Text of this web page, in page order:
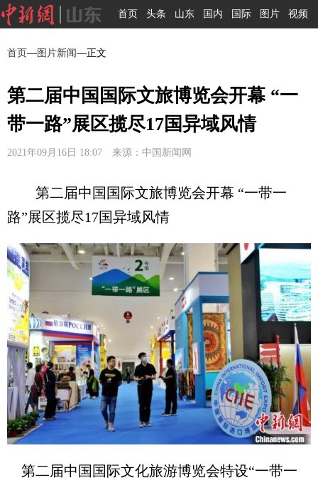
首页 头条 山东 国内 国际 图片 视频
首页—图片新闻—正文
第二届中国国际文旅博览会开幕 “一
带一路”展区揽尽17国异域风情
2021年09月16日 18:07 来源：中国新闻网
第二届中国国际文旅博览会开幕 “一带一
路”展区揽尽17国异域风情
第二届中国国际文化旅游博览会特设“一带一